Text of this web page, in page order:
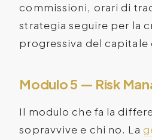
commissioni, orari di
strategia seguire per la
progressiva del capitale
Modulo 5 — Risk
Il modulo che fa la
sopravvive e chi no. La